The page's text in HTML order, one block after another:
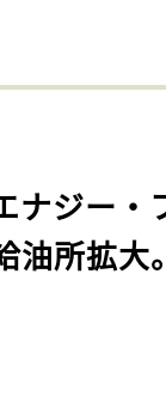
ナジー・
油所拡大